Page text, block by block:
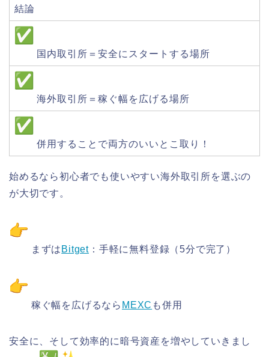
結論
国内取引所＝安全にスタートする場所
海外取引所＝稼ぐ幅を広げる場所
併用することで両方のいいとこ取り！
始めるなら初心者でも使いやすい海外取引所を選ぶの
が大切です。
まずは Bitget ：手軽に無料登録（5分で完了）
稼ぐ幅を広げるなら MEXC も併用
安全に、そして効率的に暗号資産を増やしていきまし